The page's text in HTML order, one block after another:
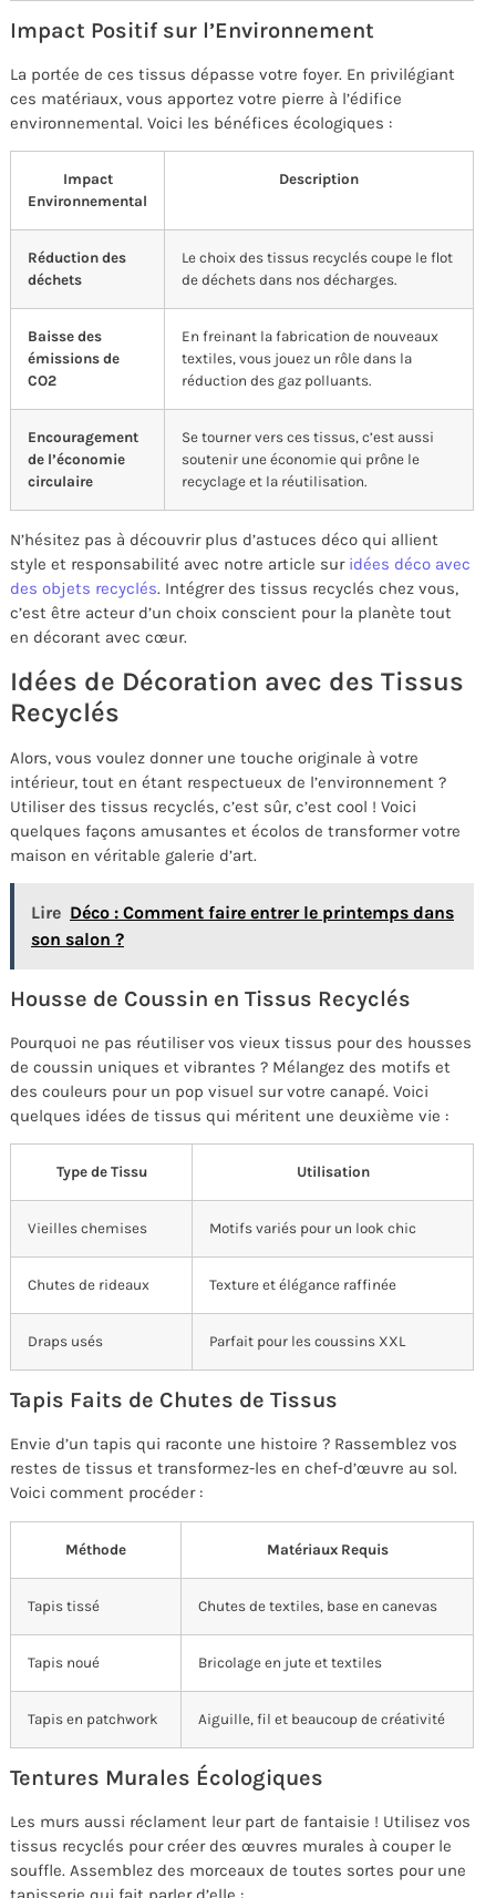
Impact Positif sur l’Environnement
La portée de ces tissus dépasse votre foyer. En privilégiant
ces matériaux, vous apportez votre pierre à l’édifice
environnemental. Voici les bénéfices écologiques :
Impact
Environnemental
Description
Réduction des
déchets
Le choix des tissus recyclés coupe le flot
de déchets dans nos décharges.
Baisse des
émissions de
CO2
En freinant la fabrication de nouveaux
textiles, vous jouez un rôle dans la
réduction des gaz polluants.
Encouragement
de l’économie
circulaire
Se tourner vers ces tissus, c’est aussi
soutenir une économie qui prône le
recyclage et la réutilisation.
N’hésitez pas à découvrir plus d’astuces déco qui allient
style et responsabilité avec notre article sur idées déco avec
des objets recyclés. Intégrer des tissus recyclés chez vous,
c’est être acteur d’un choix conscient pour la planète tout
en décorant avec cœur.
Idées de Décoration avec des Tissus
Recyclés
Alors, vous voulez donner une touche originale à votre
intérieur, tout en étant respectueux de l’environnement ?
Utiliser des tissus recyclés, c’est sûr, c’est cool ! Voici
quelques façons amusantes et écolos de transformer votre
maison en véritable galerie d’art.
Lire Déco : Comment faire entrer le printemps dans
son salon ?
Housse de Coussin en Tissus Recyclés
Pourquoi ne pas réutiliser vos vieux tissus pour des housses
de coussin uniques et vibrantes ? Mélangez des motifs et
des couleurs pour un pop visuel sur votre canapé. Voici
quelques idées de tissus qui méritent une deuxième vie :
Type de Tissu Utilisation
Vieilles chemises Motifs variés pour un look chic
Chutes de rideaux Texture et élégance raffinée
Draps usés Parfait pour les coussins XXL
Tapis Faits de Chutes de Tissus
Envie d’un tapis qui raconte une histoire ? Rassemblez vos
restes de tissus et transformez-les en chef-d’œuvre au sol.
Voici comment procéder :
Méthode Matériaux Requis
Tapis tissé Chutes de textiles, base en canevas
Tapis noué Bricolage en jute et textiles
Tapis en patchwork Aiguille, fil et beaucoup de créativité
Tentures Murales Écologiques
Les murs aussi réclament leur part de fantaisie ! Utilisez vos
tissus recyclés pour créer des œuvres murales à couper le
souffle. Assemblez des morceaux de toutes sortes pour une